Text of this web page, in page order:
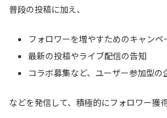
普段の投稿に加え、
フォロワーを増やすためのキャンペ
最新の投稿やライブ配信の告知
コラボ募集など、ユーザー参加型の
などを発信して、積極的にフォロワー獲